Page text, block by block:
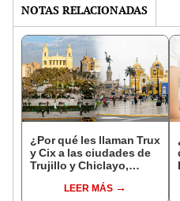
NOTAS RELACIONADAS
¿Por qué les llaman Trux
y Cix a las ciudades de
Trujillo y Chiclayo,
LEER MÁS